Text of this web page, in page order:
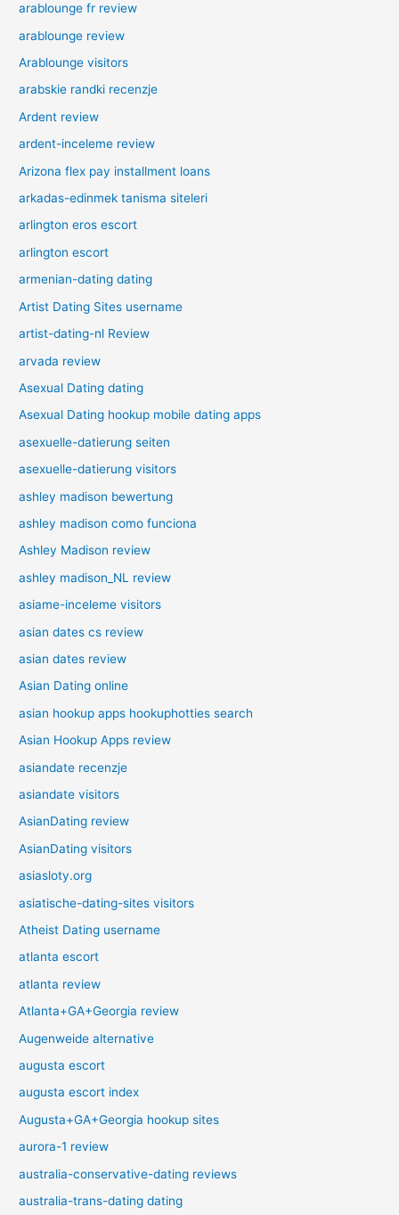
arablounge fr review
arablounge review
Arablounge visitors
arabskie randki recenzje
Ardent review
ardent-inceleme review
Arizona flex pay installment loans
arkadas-edinmek tanisma siteleri
arlington eros escort
arlington escort
armenian-dating dating
Artist Dating Sites username
artist-dating-nl Review
arvada review
Asexual Dating dating
Asexual Dating hookup mobile dating apps
asexuelle-datierung seiten
asexuelle-datierung visitors
ashley madison bewertung
ashley madison como funciona
Ashley Madison review
ashley madison_NL review
asiame-inceleme visitors
asian dates cs review
asian dates review
Asian Dating online
asian hookup apps hookuphotties search
Asian Hookup Apps review
asiandate recenzje
asiandate visitors
AsianDating review
AsianDating visitors
asiasloty.org
asiatische-dating-sites visitors
Atheist Dating username
atlanta escort
atlanta review
Atlanta+GA+Georgia review
Augenweide alternative
augusta escort
augusta escort index
Augusta+GA+Georgia hookup sites
aurora-1 review
australia-conservative-dating reviews
australia-trans-dating dating